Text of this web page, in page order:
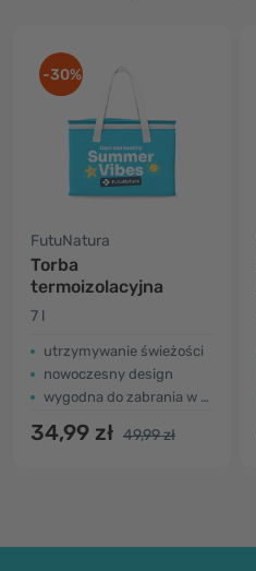
-30%
FutuNatura
Torba
termoizolacyjna
7 l
utrzymywanie świeżości
nowoczesny design
wygodna do zabrania w podróż
34,99 zł 49,99 zł